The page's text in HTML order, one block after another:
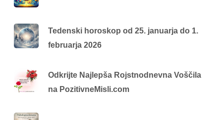
Tedenski horoskop od 25. januarja do 1.
februarja 2026
Odkrijte Najlepša Rojstnodnevna Voščila
na PozitivneMisli.com